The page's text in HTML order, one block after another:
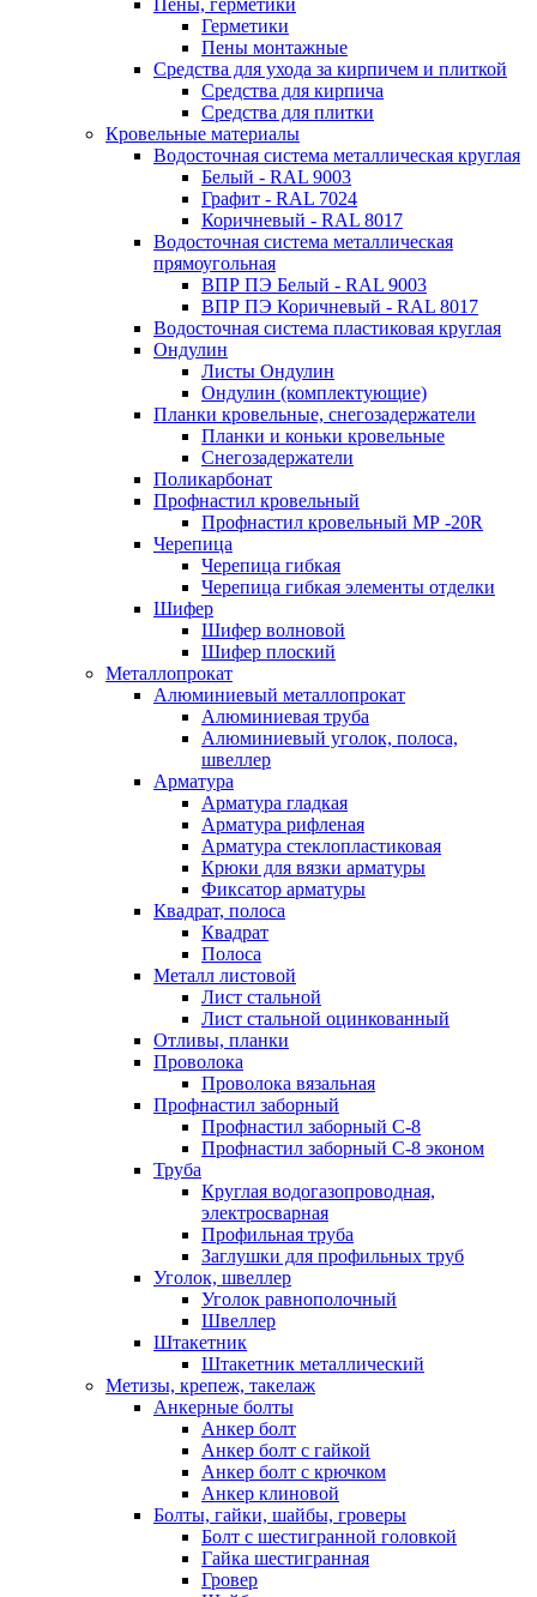
Пены, герметики
Герметики
Пены монтажные
Средства для ухода за кирпичем и плиткой
Средства для кирпича
Средства для плитки
Кровельные материалы
Водосточная система металлическая круглая
Белый - RAL 9003
Графит - RAL 7024
Коричневый - RAL 8017
Водосточная система металлическая
прямоугольная
ВПР ПЭ Белый - RAL 9003
ВПР ПЭ Коричневый - RAL 8017
Водосточная система пластиковая круглая
Ондулин
Листы Ондулин
Ондулин (комплектующие)
Планки кровельные, снегозадержатели
Планки и коньки кровельные
Снегозадержатели
Поликарбонат
Профнастил кровельный
Профнастил кровельный МР -20R
Черепица
Черепица гибкая
Черепица гибкая элементы отделки
Шифер
Шифер волновой
Шифер плоский
Металлопрокат
Алюминиевый металлопрокат
Алюминиевая труба
Алюминиевый уголок, полоса,
швеллер
Арматура
Арматура гладкая
Арматура рифленая
Арматура стеклопластиковая
Крюки для вязки арматуры
Фиксатор арматуры
Квадрат, полоса
Квадрат
Полоса
Металл листовой
Лист стальной
Лист стальной оцинкованный
Отливы, планки
Проволока
Проволока вязальная
Профнастил заборный
Профнастил заборный С-8
Профнастил заборный С-8 эконом
Труба
Круглая водогазопроводная,
электросварная
Профильная труба
Заглушки для профильных труб
Уголок, швеллер
Уголок равнополочный
Швеллер
Штакетник
Штакетник металлический
Метизы, крепеж, такелаж
Анкерные болты
Анкер болт
Анкер болт с гайкой
Анкер болт с крючком
Анкер клиновой
Болты, гайки, шайбы, гроверы
Болт c шестигранной головкой
Гайка шестигранная
Гровер